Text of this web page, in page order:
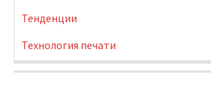
Тенденции
Технология печати